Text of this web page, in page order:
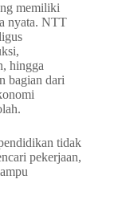
memiliki
nyata. NTT
hingga
bagian dari
tidak
pekerjaan,